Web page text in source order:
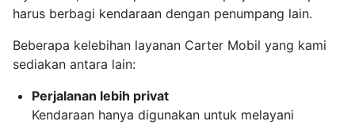
harus berbagi kendaraan dengan penumpang lain.
Beberapa kelebihan layanan Carter Mobil yang kami
sediakan antara lain:
Perjalanan lebih privat
Kendaraan hanya digunakan untuk melayani